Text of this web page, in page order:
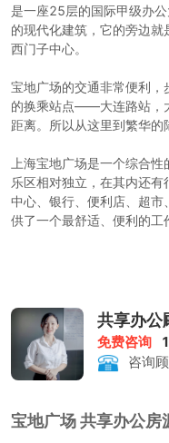
是一座25层的国际甲级办
的现代化建筑，它的旁边
西门子中心。
宝地广场的交通非常便利
的换乘站点——大连路站，
距离。所以从这里到繁华
上海宝地广场是一个综合
乐区相对独立，在其内还
中心、银行、便利店、超
供了一个最舒适、便利的
共享办公
免费咨询
咨询
宝地广场 共享办公房